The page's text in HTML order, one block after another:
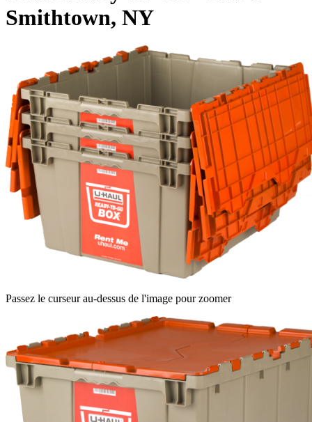
Smithtown, NY
Passez le curseur au-dessus de l'image pour zoomer